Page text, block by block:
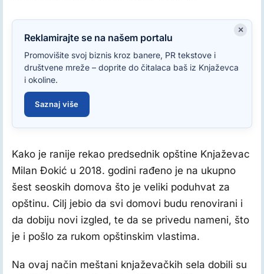
×
Reklamirajte se na našem portalu
Promovišite svoj biznis kroz banere, PR tekstove i
društvene mreže – doprite do čitalaca baš iz Knjaževca
i okoline.
Saznaj više
Kako je ranije rekao predsednik opštine Knjaževac
Milan Đokić u 2018. godini rađeno je na ukupno
šest seoskih domova što je veliki poduhvat za
opštinu. Cilj jebio da svi domovi budu renovirani i
da dobiju novi izgled, te da se privedu nameni, što
je i pošlo za rukom opštinskim vlastima.
Na ovaj način meštani knjaževačkih sela dobili su